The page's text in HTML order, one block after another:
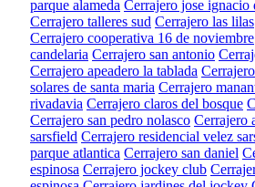
parque alameda Cerrajero jose ignacio
Cerrajero talleres sud Cerrajero las lilas
Cerrajero cooperativa 16 de noviembre
candelaria Cerrajero san antonio
Cerrajero apeadero la tablada
solares de santa maria Cerrajero
rivadavia Cerrajero claros del bosque
Cerrajero san pedro nolasco Cerrajero
sarsfield Cerrajero residencial velez
parque atlantica Cerrajero san daniel
espinosa Cerrajero jockey club